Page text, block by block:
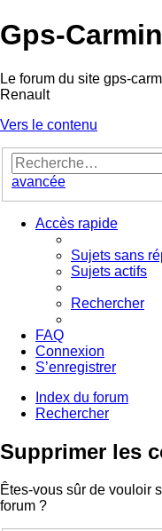
Gps-
Le forum du site gps-
Renault
Vers le contenu
avancée
Accès rapide
Sujets sans
Sujets actifs
Rechercher
FAQ
Connexion
S’enregistrer
Index du forum
Rechercher
Supprimer les
Êtes-vous sûr de vouloir
forum ?